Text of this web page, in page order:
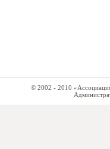
© 2002 - 2010 «Ассоциация